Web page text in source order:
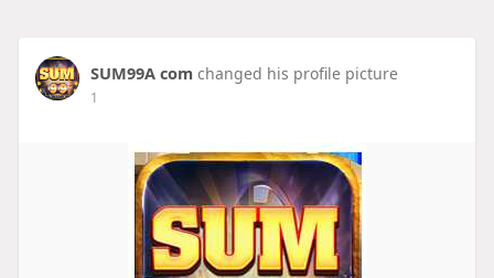
SUM99A com changed his profile picture
1